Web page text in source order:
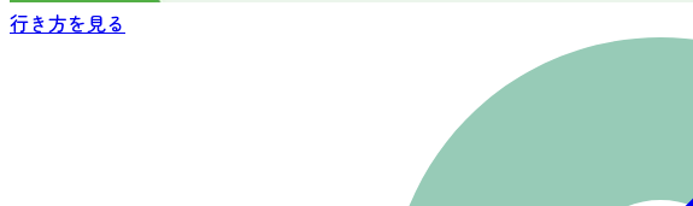
行き方を見る